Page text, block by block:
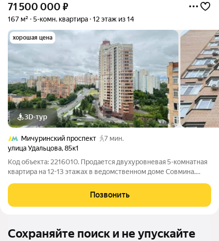
71 500 000 ₽
167 м² 5-комн. квартира 12 этаж из 14
хорошая цена
3D-тур
Мичуринский проспект
7 мин.
улица Удальцова,85к1
Код объекта: 2216010. Продается двухуровневая 5-комнатная
квартира на 12-13 этажах в ведомственном доме Совмина.
качественный капитальный ремонт и осуществлена
последующая дизайнерская отделка, заменены
Позвонить
Сохраняйте поиск и не упускайте